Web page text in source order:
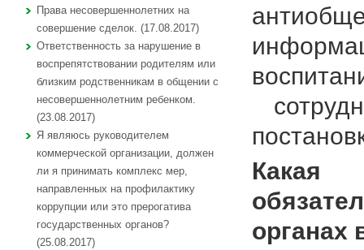
Права несовершеннолетних на
совершение сделок. (17.08.2017)
Ответственность за нарушение в
воспрепятствовании родителям или
близким родственникам в общении с
несовершеннолетним ребенком.
(23.08.2017)
Я являюсь руководителем
коммерческой организации, должен
ли я принимать комплекс мер,
направленных на профилактику
коррупции или это прерогатива
государственных органов?
(25.08.2017)
Какая
органах